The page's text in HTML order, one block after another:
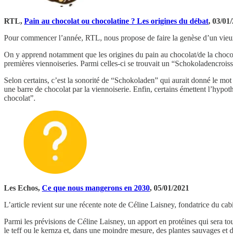
RTL, Pain au chocolat ou chocolatine ? Les origines du débat, 03/01/
Pour commencer l’année, RTL, nous propose de faire la genèse d’un
On y apprend notamment que les origines du pain au chocolat/de la
premières viennoiseries. Parmi celles-ci se trouvait un
Selon certains, c’est la sonorité de “Schokoladen” qui aurait donné le
une barre de chocolat par la viennoiserie. Enfin, certains émettent
chocolat”.
Les Echos, Ce que nous mangerons en 2030, 05/01/2021
L’article revient sur une récente note de Céline Laisney, fondatrice du
Parmi les prévisions de Céline Laisney, un apport en protéines qui sera
le teff ou le kernza et, dans une moindre mesure, des plantes sauvages et